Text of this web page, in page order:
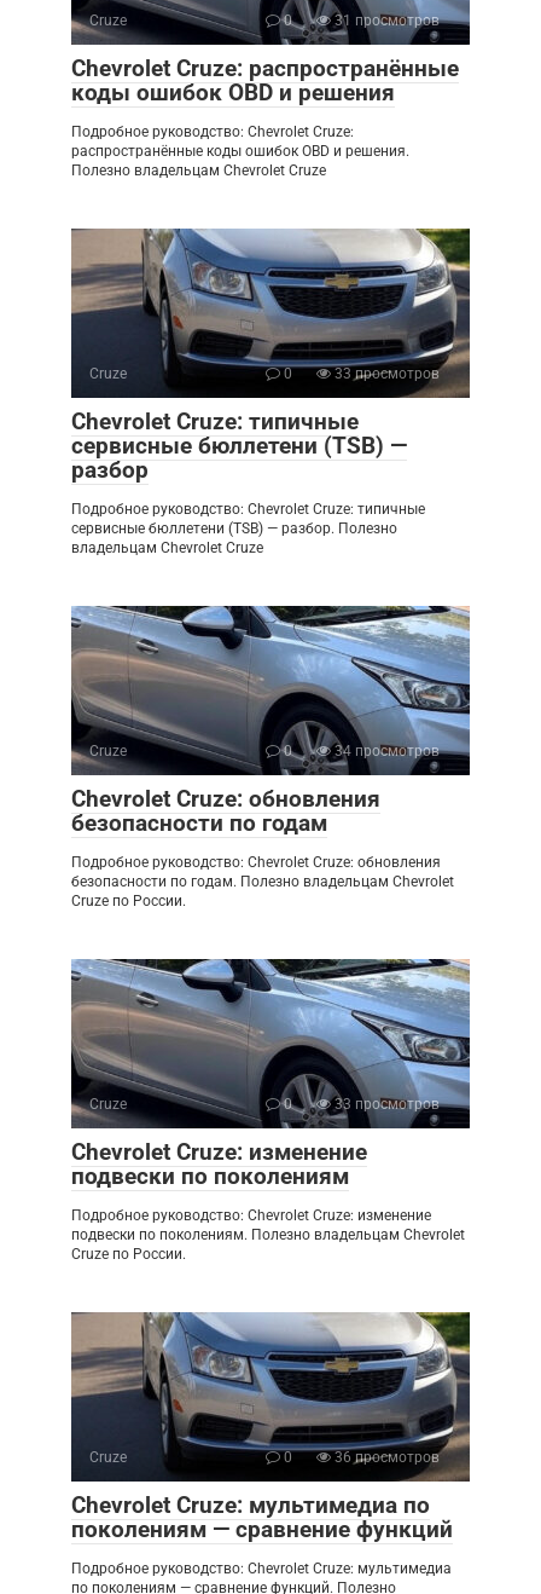
Cruze 0 31 просмотров
Chevrolet Cruze: распространённые
коды ошибок OBD и решения
Подробное руководство: Chevrolet Cruze:
распространённые коды ошибок OBD и решения.
Полезно владельцам Chevrolet Cruze
Cruze 0 33 просмотров
Chevrolet Cruze: типичные
сервисные бюллетени (TSB) —
разбор
Подробное руководство: Chevrolet Cruze: типичные
сервисные бюллетени (TSB) — разбор. Полезно
владельцам Chevrolet Cruze
Cruze 0 34 просмотров
Chevrolet Cruze: обновления
безопасности по годам
Подробное руководство: Chevrolet Cruze: обновления
безопасности по годам. Полезно владельцам Chevrolet
Cruze по России.
Cruze 0 33 просмотров
Chevrolet Cruze: изменение
подвески по поколениям
Подробное руководство: Chevrolet Cruze: изменение
подвески по поколениям. Полезно владельцам Chevrolet
Cruze по России.
Cruze 0 36 просмотров
Chevrolet Cruze: мультимедиа по
поколениям — сравнение функций
Подробное руководство: Chevrolet Cruze: мультимедиа
по поколениям — сравнение функций. Полезно